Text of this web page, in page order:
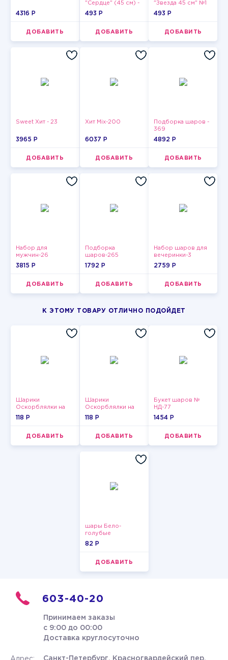
4316 P
ДОБАВИТЬ
"Сердце" (45 см) -
2
493 P
ДОБАВИТЬ
"Звезда 45 см" №1
493 P
ДОБАВИТЬ
Sweet Хит - 23
3965 P
ДОБАВИТЬ
Хит Mix-200
6037 P
ДОБАВИТЬ
Подборка шаров -
369
4892 P
ДОБАВИТЬ
Набор для
мужчин-26
3815 P
ДОБАВИТЬ
Подборка
шаров-265
1792 P
ДОБАВИТЬ
Набор шаров для
вечеринки-3
2759 P
ДОБАВИТЬ
К ЭТОМУ ТОВАРУ ОТЛИЧНО ПОДОЙДЕТ
Шарики
Оскорблялки на
день рождения для
118 P
ДОБАВИТЬ
Шарики
Оскорблялки на
день рождения для
118 P
ДОБАВИТЬ
Букет шаров №
НД-77
1454 P
ДОБАВИТЬ
шары Бело-
голубые
пастельные
82 P
ДОБАВИТЬ
603-40-20
Принимаем заказы
с 9:00 до 00:00
Доставка круглосуточно
Санкт-Петербург, Красногвардейский пер.